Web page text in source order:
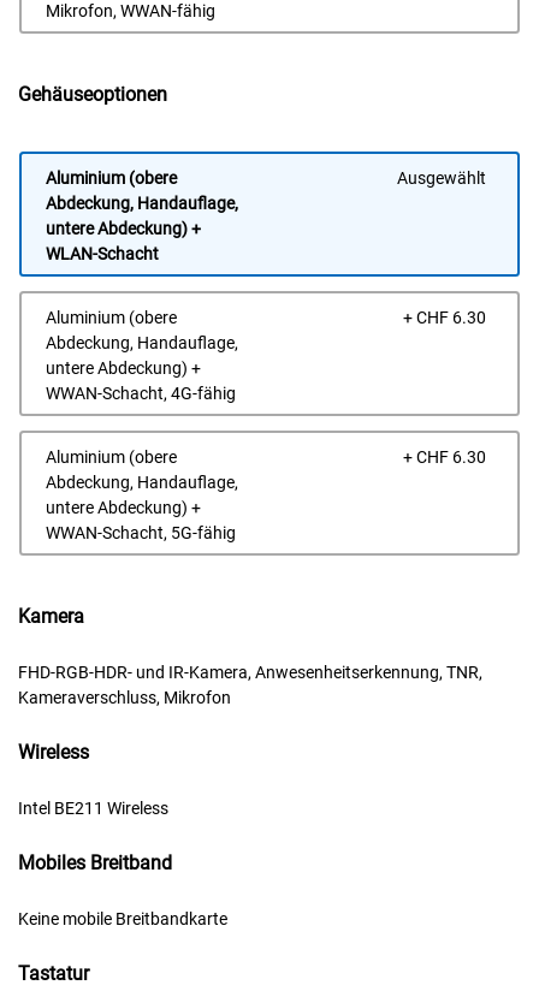
Mikrofon, WWAN-fähig
Gehäuseoptionen
Aluminium (obere
Abdeckung, Handauflage,
untere Abdeckung) +
WLAN-Schacht
Ausgewählt
Aluminium (obere
Abdeckung, Handauflage,
untere Abdeckung) +
WWAN-Schacht, 4G-fähig
+ CHF 6.30
Aluminium (obere
Abdeckung, Handauflage,
untere Abdeckung) +
WWAN-Schacht, 5G-fähig
+ CHF 6.30
Kamera
FHD-RGB-HDR- und IR-Kamera, Anwesenheitserkennung, TNR,
Kameraverschluss, Mikrofon
Wireless
Intel BE211 Wireless
Mobiles Breitband
Keine mobile Breitbandkarte
Tastatur